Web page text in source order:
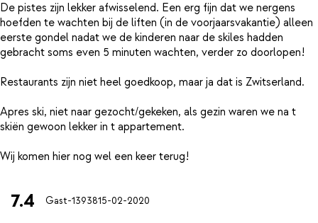
De pistes zijn lekker afwisselend. Een erg fijn dat we nergens
hoefden te wachten bij de liften (in de voorjaarsvakantie) alleen
eerste gondel nadat we de kinderen naar de skiles hadden
gebracht soms even 5 minuten wachten, verder zo doorlopen!
Restaurants zijn niet heel goedkoop, maar ja dat is Zwitserland.
Apres ski, niet naar gezocht/gekeken, als gezin waren we na t
skiën gewoon lekker in t appartement.
7.4 Gast-1393815-02-2020